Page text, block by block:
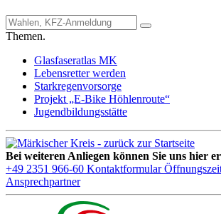
Themen.
Glasfaseratlas MK
Lebensretter werden
Starkregenvorsorge
Projekt „E-Bike Höhlenroute“
Jugendbildungsstätte
Bei weiteren Anliegen können Sie uns hier
+49 2351 966-60 Kontaktformular
Ansprechpartner